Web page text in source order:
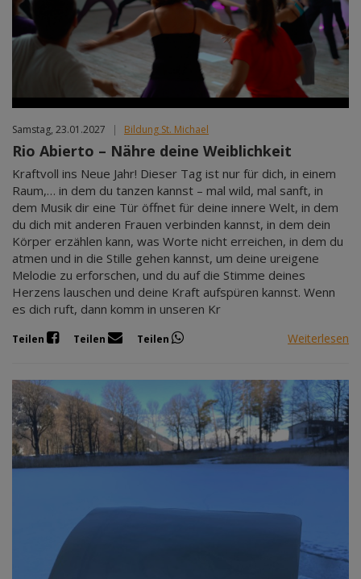
Samstag, 23.01.2027 | Bildung St. Michael
Rio Abierto – Nähre deine Weiblichkeit
Kraftvoll ins Neue Jahr! Dieser Tag ist nur für dich, in einem
Raum,… in dem du tanzen kannst – mal wild, mal sanft, in
dem Musik dir eine Tür öffnet für deine innere Welt, in dem
du dich mit anderen Frauen verbinden kannst, in dem dein
Körper erzählen kann, was Worte nicht erreichen, in dem du
atmen und in die Stille gehen kannst, um deine ureigene
Melodie zu erforschen, und du auf die Stimme deines
Herzens lauschen und deine Kraft aufspüren kannst. Wenn
es dich ruft, dann komm in unseren Kr
Teilen Teilen Teilen Weiterlesen